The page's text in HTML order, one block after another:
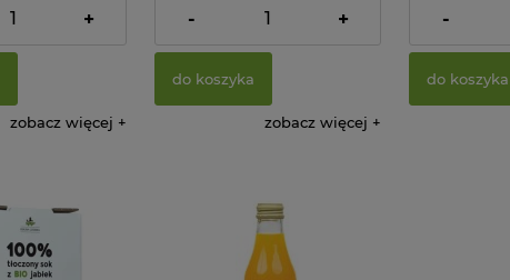
+
zobacz więcej
14,74 zł
- +
do koszyka
zobacz więcej
14,96 zł
-
do koszyka